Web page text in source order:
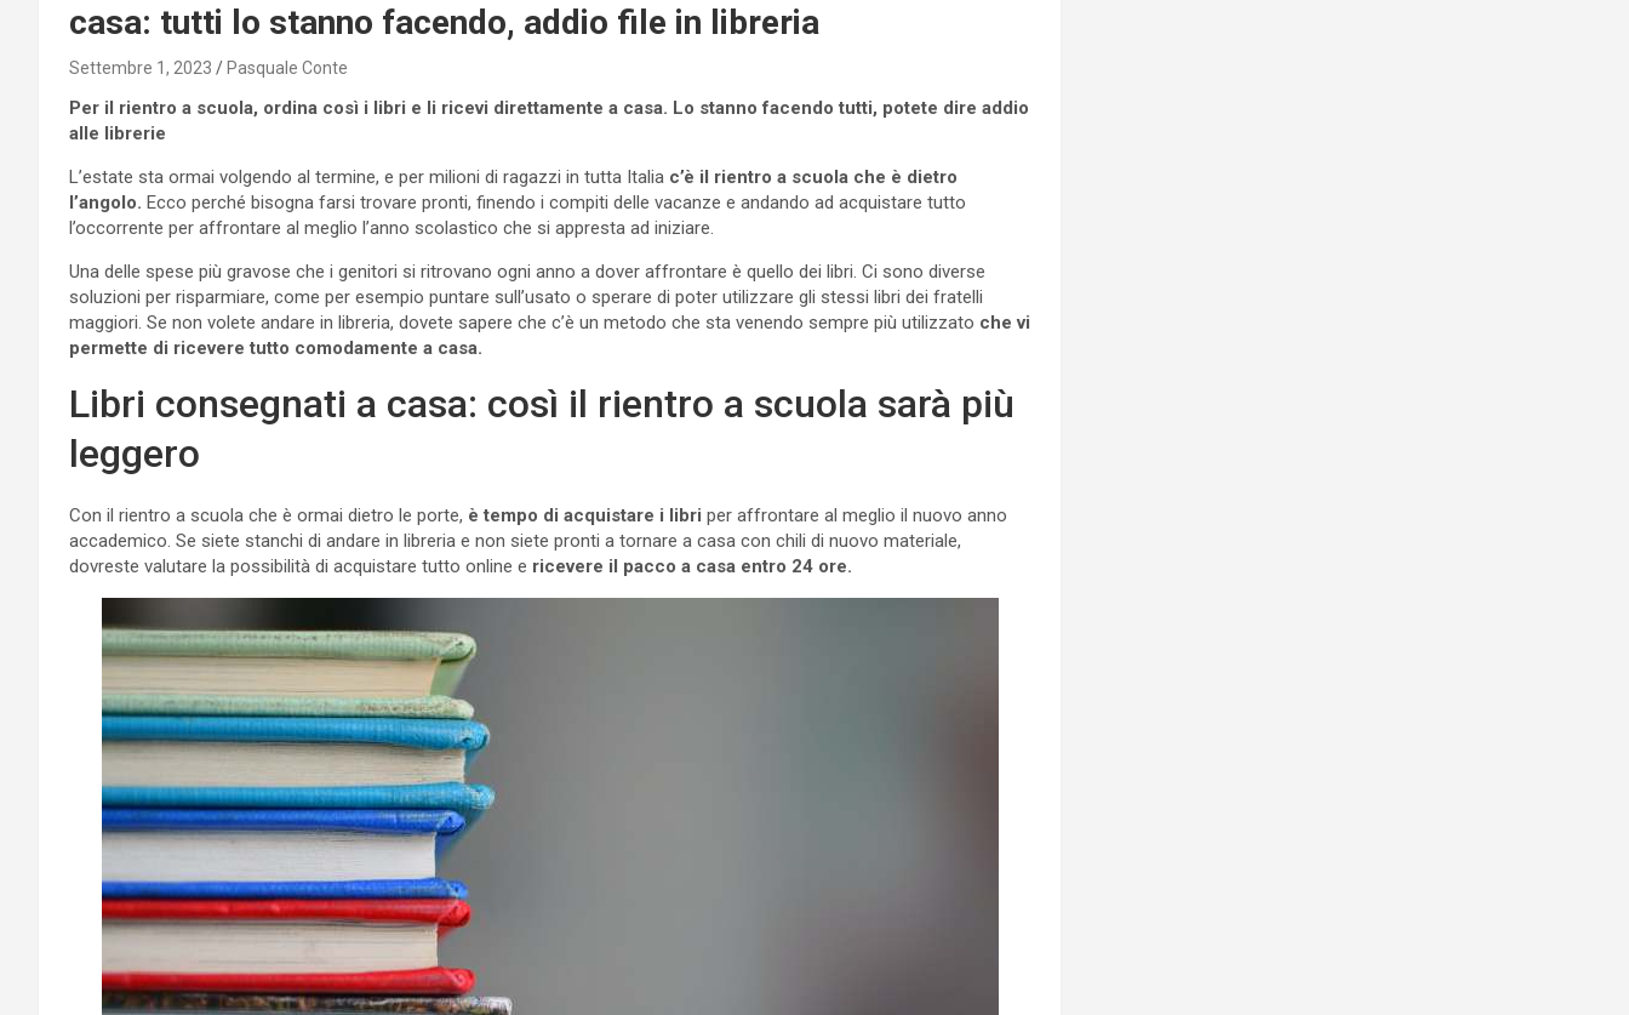
casa: tutti lo stanno facendo, addio file in libreria
Settembre 1, 2023 Pasquale Conte
Per il rientro a scuola, ordina così i libri e li ricevi direttamente a casa. Lo stanno facendo tutti, potete dire addio
alle librerie
L’estate sta ormai volgendo al termine, e per milioni di ragazzi in tutta Italia c’è il rientro a scuola che è dietro
l’angolo. Ecco perché bisogna farsi trovare pronti, finendo i compiti delle vacanze e andando ad acquistare tutto
l’occorrente per affrontare al meglio l’anno scolastico che si appresta ad iniziare.
Una delle spese più gravose che i genitori si ritrovano ogni anno a dover affrontare è quello dei libri. Ci sono diverse
soluzioni per risparmiare, come per esempio puntare sull’usato o sperare di poter utilizzare gli stessi libri dei fratelli
maggiori. Se non volete andare in libreria, dovete sapere che c’è un metodo che sta venendo sempre più utilizzato che vi
permette di ricevere tutto comodamente a casa.
Libri consegnati a casa: così il rientro a scuola sarà più
leggero
Con il rientro a scuola che è ormai dietro le porte, è tempo di acquistare i libri per affrontare al meglio il nuovo anno
accademico. Se siete stanchi di andare in libreria e non siete pronti a tornare a casa con chili di nuovo materiale,
dovreste valutare la possibilità di acquistare tutto online e ricevere il pacco a casa entro 24 ore.